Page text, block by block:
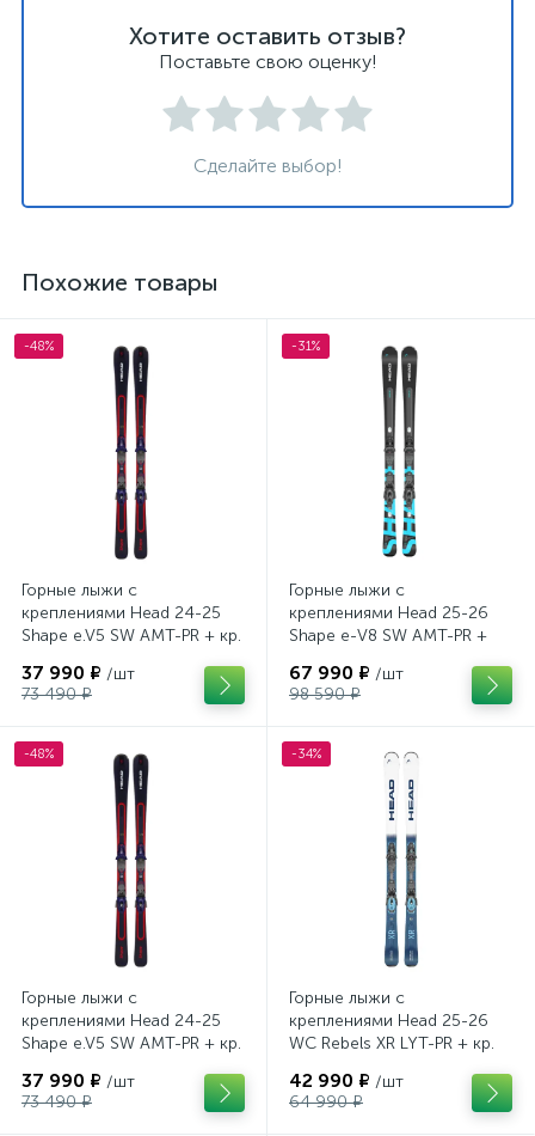
Хотите оставить отзыв?
Поставьте свою оценку!
Сделайте выбор!
Похожие товары
-48%
Горные лыжи с
креплениями Head 24-25
Shape e.V5 SW AMT-PR + кр.
37 990 ₽ /шт
73 490 ₽
-31%
Горные лыжи с
креплениями Head 25-26
Shape e-V8 SW AMT-PR +
67 990 ₽ /шт
98 590 ₽
-48%
Горные лыжи с
креплениями Head 24-25
Shape e.V5 SW AMT-PR + кр.
37 990 ₽ /шт
73 490 ₽
-34%
Горные лыжи с
креплениями Head 25-26
WC Rebels XR LYT-PR + кр.
42 990 ₽ /шт
64 990 ₽